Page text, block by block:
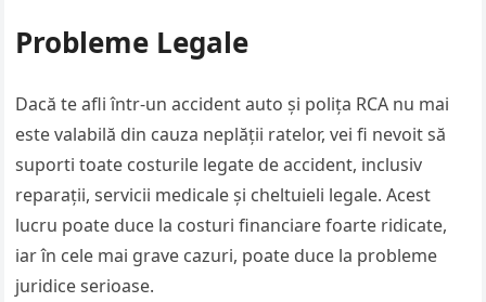
Probleme Legale
Dacă te afli într-un accident auto și polița RCA nu mai
este valabilă din cauza neplății ratelor, vei fi nevoit să
suporti toate costurile legate de accident, inclusiv
reparații, servicii medicale și cheltuieli legale. Acest
lucru poate duce la costuri financiare foarte ridicate,
iar în cele mai grave cazuri, poate duce la probleme
juridice serioase.